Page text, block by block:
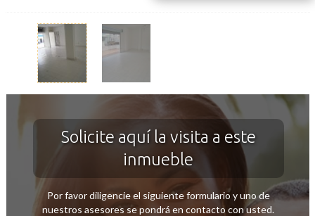
Solicite aquí la visita a este
inmueble
Por favor diligencie el siguiente formulario y uno de
nuestros asesores se pondrá en contacto con usted.